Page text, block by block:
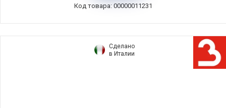
Код товара: 00000011231
Сделано
в Италии